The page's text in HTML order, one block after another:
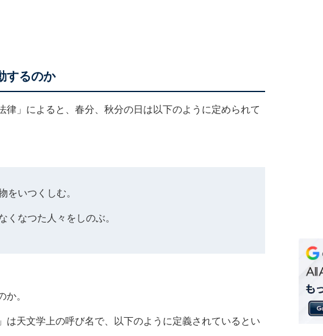
するのか
」 によると、春分、秋分の日は以下のように定められて
いつくしむ。
なつた人々をしのぶ。
。
は天文学上の呼び名で、以下のように定義されているとい